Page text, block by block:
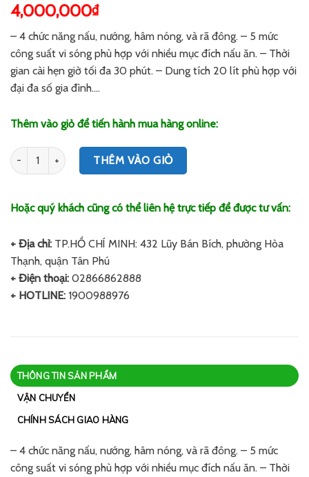
4,000,000₫
– 4 chức năng nấu, nướng, hâm nóng, và rã đông. – 5 mức
công suất vi sóng phù hợp với nhiều mục đích nấu ăn. – Thời
gian cài hẹn giờ tối đa 30 phút. – Dung tích 20 lít phù hợp với
đại đa số gia đình….
Thêm vào giỏ để tiến hành mua hàng online:
Số lượng THÊM VÀO GIỎ
Hoặc quý khách cũng có thể liên hệ trực tiếp để được tư vấn:
+ Địa chỉ: TP.HỒ CHÍ MINH: 432 Lũy Bán Bích, phường Hòa
Thạnh, quận Tân Phú
+ Điện thoại: 02866862888
+ HOTLINE: 1900988976
THÔNG TIN SẢN PHẨM
VẬN CHUYỂN
CHÍNH SÁCH GIAO HÀNG
– 4 chức năng nấu, nướng, hâm nóng, và rã đông. – 5 mức
công suất vi sóng phù hợp với nhiều mục đích nấu ăn. – Thời